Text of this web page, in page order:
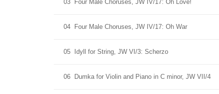
03 Four Male Choruses, JW IV/17: Oh Love!
04 Four Male Choruses, JW IV/17: Oh War
05 Idyll for String, JW VI/3: Scherzo
06 Dumka for Violin and Piano in C minor, JW VII/4